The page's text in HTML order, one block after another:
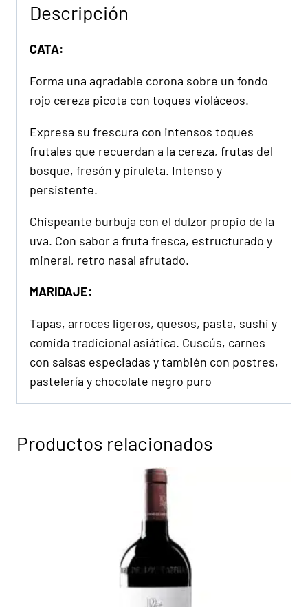
Descripción
CATA:
Forma una agradable corona sobre un fondo
rojo cereza picota con toques violáceos.
Expresa su frescura con intensos toques
frutales que recuerdan a la cereza, frutas del
bosque, fresón y piruleta. Intenso y
persistente.
Chispeante burbuja con el dulzor propio de la
uva. Con sabor a fruta fresca, estructurado y
mineral, retro nasal afrutado.
MARIDAJE:
Tapas, arroces ligeros, quesos, pasta, sushi y
comida tradicional asiática. Cuscús, carnes
con salsas especiadas y también con postres,
pastelería y chocolate negro puro
Productos relacionados